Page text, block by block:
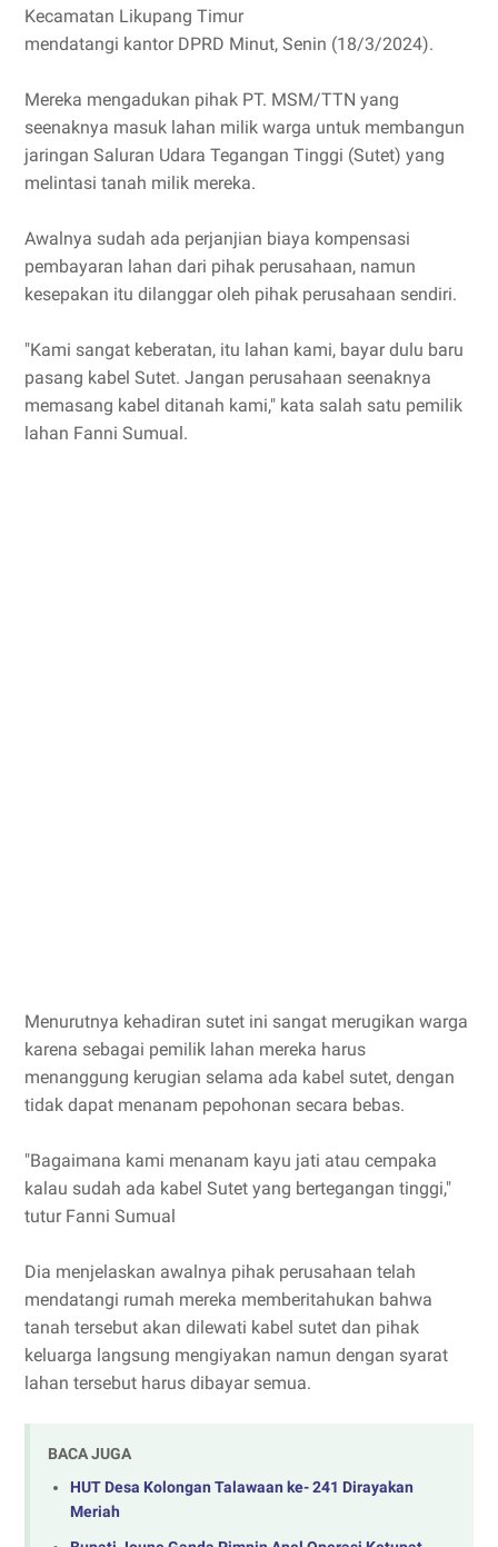
Kecamatan Likupang Timur
mendatangi kantor DPRD Minut, Senin (18/3/2024).
Mereka mengadukan pihak PT. MSM/TTN yang
seenaknya masuk lahan milik warga untuk membangun
jaringan Saluran Udara Tegangan Tinggi (Sutet) yang
melintasi tanah milik mereka.
Awalnya sudah ada perjanjian biaya kompensasi
pembayaran lahan dari pihak perusahaan, namun
kesepakan itu dilanggar oleh pihak perusahaan sendiri.
"Kami sangat keberatan, itu lahan kami, bayar dulu baru
pasang kabel Sutet. Jangan perusahaan seenaknya
memasang kabel ditanah kami," kata salah satu pemilik
lahan Fanni Sumual.
Menurutnya kehadiran sutet ini sangat merugikan warga
karena sebagai pemilik lahan mereka harus
menanggung kerugian selama ada kabel sutet, dengan
tidak dapat menanam pepohonan secara bebas.
"Bagaimana kami menanam kayu jati atau cempaka
kalau sudah ada kabel Sutet yang bertegangan tinggi,"
tutur Fanni Sumual
Dia menjelaskan awalnya pihak perusahaan telah
mendatangi rumah mereka memberitahukan bahwa
tanah tersebut akan dilewati kabel sutet dan pihak
keluarga langsung mengiyakan namun dengan syarat
lahan tersebut harus dibayar semua.
BACA JUGA
HUT Desa Kolongan Talawaan ke- 241 Dirayakan
Meriah